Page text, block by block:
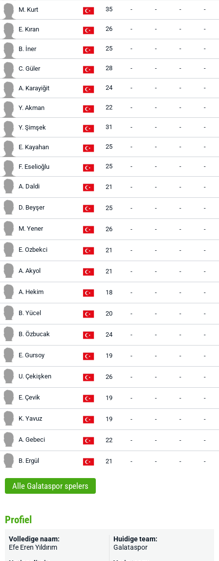
M. Kurt 35 - - - -
E. Kıran 26 - - - -
B. İner 25 - - - -
C. Güler 28 - - - -
A. Karayiğit 24 - - - -
Y. Akman 22 - - - -
Y. Şimşek 31 - - - -
E. Kayahan 25 - - - -
F. Eselioğlu 25 - - - -
A. Daldi 21 - - - -
D. Beyşer 25 - - - -
M. Yener 26 - - - -
E. Ozbekci 21 - - - -
A. Akyol 21 - - - -
A. Hekim 18 - - - -
B. Yücel 20 - - - -
B. Özbucak 24 - - - -
E. Gursoy 19 - - - -
U. Çekişken 26 - - - -
E. Çevik 19 - - - -
K. Yavuz 19 - - - -
A. Gebeci 22 - - - -
B. Ergül 21 - - - -
Alle Galataspor spelers
Profiel
Volledige naam:
Efe Eren Yıldırım
Huidige team:
Galataspor